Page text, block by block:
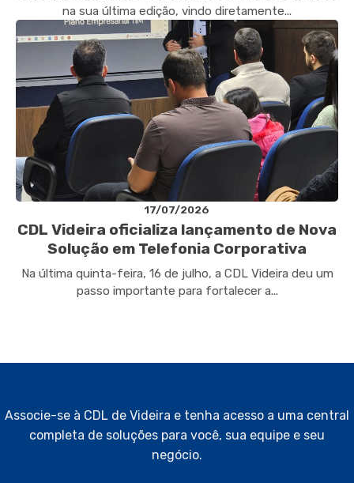
na sua última edição, vindo diretamente...
17/07/2026
CDL Videira oficializa lançamento de Nova
Solução em Telefonia Corporativa
Na última quinta-feira, 16 de julho, a CDL Videira deu um
passo importante para fortalecer a...
Associe-se à CDL de Videira e tenha acesso a uma central
completa de soluções para você, sua equipe e seu
negócio.